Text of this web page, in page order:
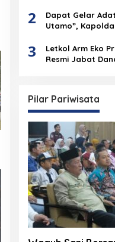
2
Dapat Gelar
Utamo”,
Institusi Polri
3
Letkol Arm Eko
Resmi Jabat
Pilar Pariwisata